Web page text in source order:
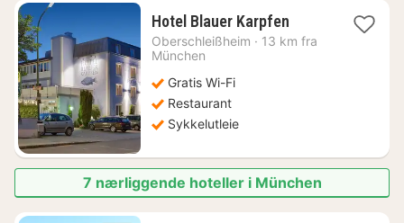
Hotel Blauer Karpfen1
natt
Oberschleißheim · 13 km fra
München
Gratis Wi-Fi
Restaurant
Sykkelutleie
7 nærliggende hoteller i München